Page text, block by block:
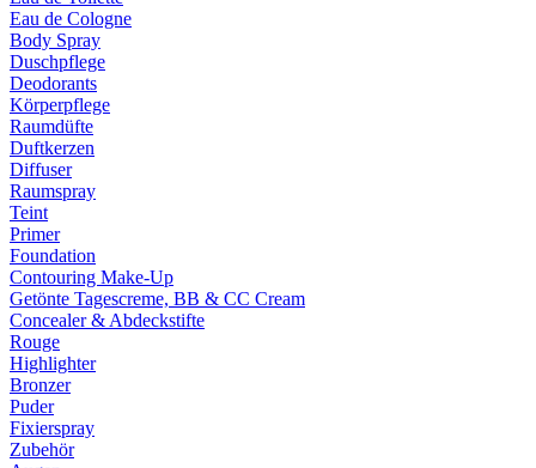
Eau de Cologne
Body Spray
Duschpflege
Deodorants
Körperpflege
Raumdüfte
Duftkerzen
Diffuser
Raumspray
Teint
Primer
Foundation
Contouring Make-Up
Getönte Tagescreme, BB & CC Cream
Concealer & Abdeckstifte
Rouge
Highlighter
Bronzer
Puder
Fixierspray
Zubehör